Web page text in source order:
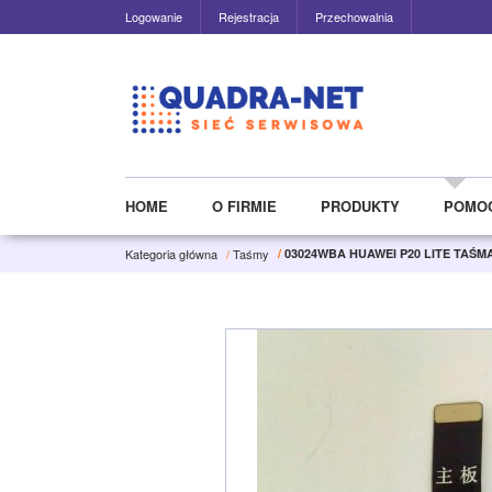
Logowanie Rejestracja Przechowalnia
HOME O FIRMIE PRODUKTY
Kategoria główna /Taśmy / 03024WBA HUAWEI P20 LITE